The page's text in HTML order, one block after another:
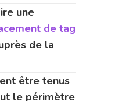
une
de tag
de la
être tenus
le périmètre